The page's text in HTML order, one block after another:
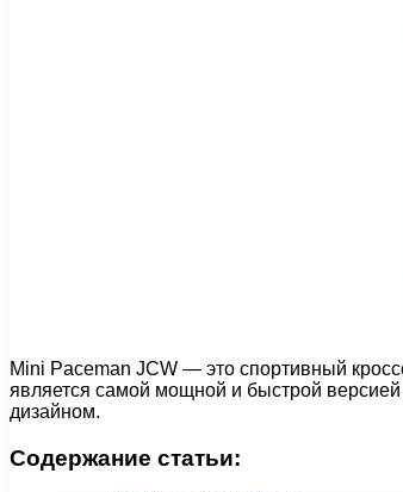
Mini Paceman JCW — это спортивный
является самой мощной и быстрой
дизайном.
Содержание статьи: